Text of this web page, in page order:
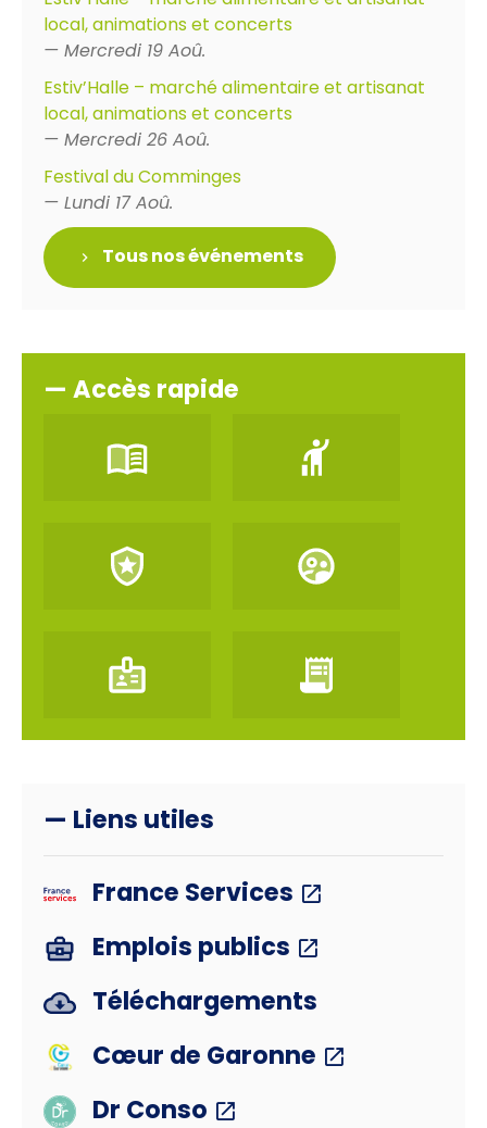
local, animations et concerts
— Mercredi 19 Aoû.
Estiv’Halle – marché alimentaire et artisanat
local, animations et concerts
— Mercredi 26 Aoû.
Festival du Comminges
— Lundi 17 Aoû.
Tous nos événements
— Accès rapide
— Liens utiles
France Services
Emplois publics
Téléchargements
Cœur de Garonne
Dr Conso